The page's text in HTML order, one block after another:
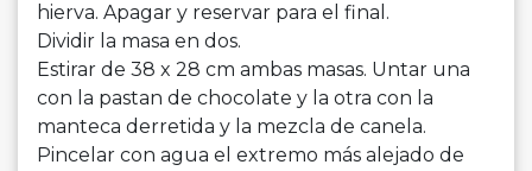
hierva. Apagar y reservar para el final.
Dividir la masa en dos.
Estirar de 38 x 28 cm ambas masas. Untar una
con la pastan de chocolate y la otra con la
manteca derretida y la mezcla de canela.
Pincelar con agua el extremo más alejado de